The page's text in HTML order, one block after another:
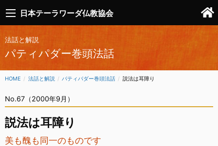
日本テーラワーダ仏教協会
法話と解説
パティパダー巻頭法話
HOME 法話と解説 パティパダー巻頭法話 CURRENT:
説法は耳障り
No.67（2000年9月）
説法は耳障り
美も醜も同一のものです